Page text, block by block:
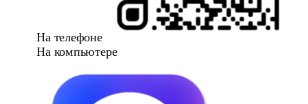
На телефоне
На компьютере